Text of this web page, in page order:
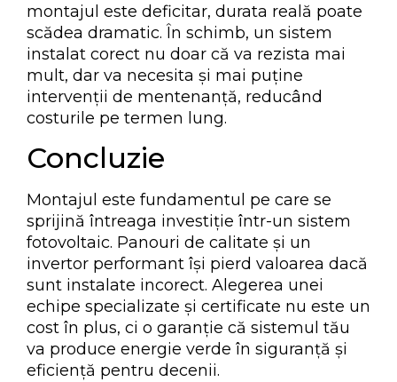
montajul este deficitar, durata reală poate
scădea dramatic. În schimb, un sistem
instalat corect nu doar că va rezista mai
mult, dar va necesita și mai puține
intervenții de mentenanță, reducând
costurile pe termen lung.
Concluzie
Montajul este fundamentul pe care se
sprijină întreaga investiție într-un sistem
fotovoltaic. Panouri de calitate și un
invertor performant își pierd valoarea dacă
sunt instalate incorect. Alegerea unei
echipe specializate și certificate nu este un
cost în plus, ci o garanție că sistemul tău
va produce energie verde în siguranță și
eficiență pentru decenii.